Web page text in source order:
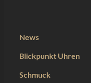
News
Blickpunkt Uhren
Schmuck